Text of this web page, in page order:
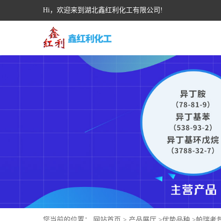
Hi，欢迎来到湖北鑫红利化工有限公司!